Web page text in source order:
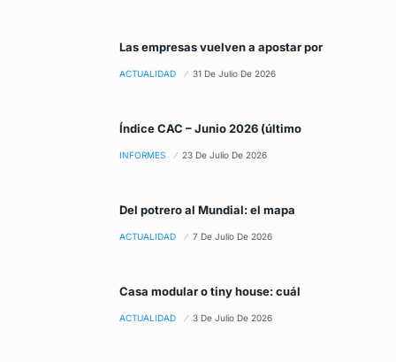
Las empresas vuelven a apostar por
ACTUALIDAD 31 De Julio De 2026
Índice CAC – Junio 2026 (último
INFORMES 23 De Julio De 2026
Del potrero al Mundial: el mapa
ACTUALIDAD 7 De Julio De 2026
Casa modular o tiny house: cuál
ACTUALIDAD 3 De Julio De 2026